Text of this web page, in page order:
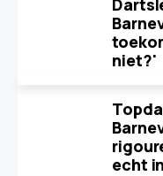
niet?'
echt